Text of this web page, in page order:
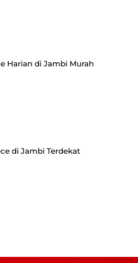
Harian di Jambi Murah
di Jambi Terdekat